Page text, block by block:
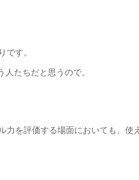
です。
たちだと思うので。
を評価する場面においても、使